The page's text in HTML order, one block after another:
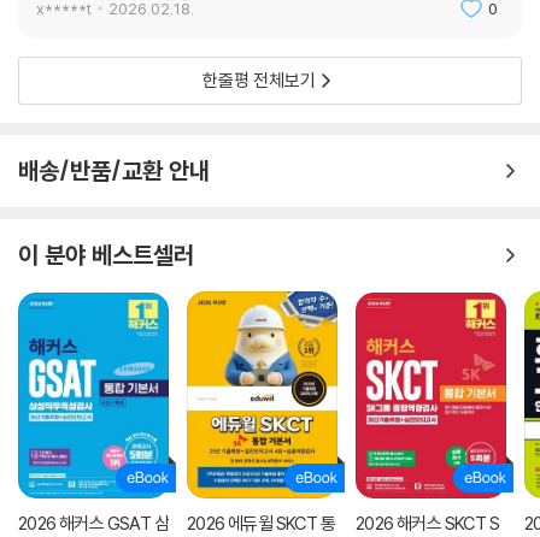
x*****t 2026.02.18. 0
한줄평 전체보기
배송/반품/교환 안내
이 분야 베스트셀러
2026 해커스 GSAT 삼
2026 에듀윌 SKCT 통
2026 해커스 SKCT S